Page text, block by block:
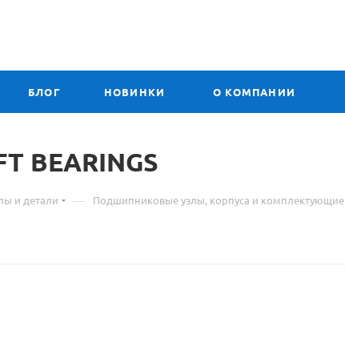
БЛОГ НОВИНКИ О КОМПАНИИ
BEARINGS
и детали — Подшипниковые узлы, корпуса и комплектующие